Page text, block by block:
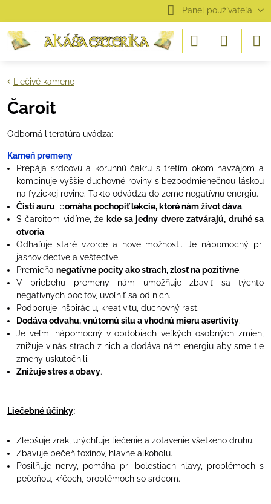
Panel používateľa
Liečivé kamene
Čaroit
Odborná literatúra uvádza:
Kameň premeny
Prepája srdcovú a korunnú čakru s tretím okom navzájom a
kombinuje vyššie duchovné roviny s bezpodmienečnou láskou
na fyzickej rovine. Takto odvádza do zeme negatívnu energiu.
Čistí auru , pomáha pochopiť lekcie, ktoré nám život dáva.
S čaroitom vidíme, že kde sa jedny dvere zatvárajú, druhé sa
otvoria.
Odhaľuje staré vzorce a nové možnosti. Je nápomocný pri
jasnovidectve a veštectve.
Premieňa negatívne pocity ako strach, zlosť na pozitívne.
V priebehu premeny nám umožňuje zbaviť sa týchto
negatívnych pocitov, uvoľniť sa od nich.
Podporuje inšpiráciu, kreativitu, duchovný rast.
Dodáva odvahu, vnútornú silu a vhodnú mieru asertivity.
Je veľmi nápomocný v obdobiach veľkých osobných zmien,
znižuje v nás strach z nich a dodáva nám energiu aby sme tie
zmeny uskutočnili.
Znižuje stres a obavy.
Liečebné účinky:
Zlepšuje zrak, urýchľuje liečenie a zotavenie všetkého druhu.
Zbavuje pečeň toxínov, hlavne alkoholu.
Posilňuje nervy, pomáha pri bolestiach hlavy, problémoch s
pečeňou, kŕčoch, problémoch so srdcom.